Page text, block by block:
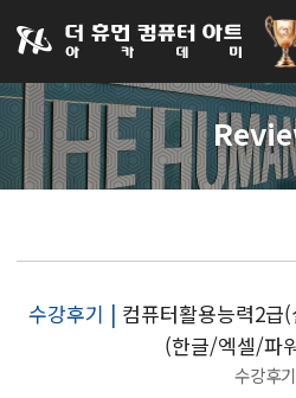
031-252-7277 수원캠퍼스
로그인
수강후기 | 컴퓨터활용능력2급
(한글/엑셀/파
수강후기
아카데미소개
인사말
오시는길